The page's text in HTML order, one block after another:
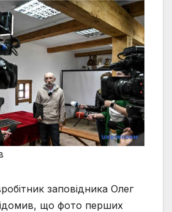
заповідника Олег
що фото перших